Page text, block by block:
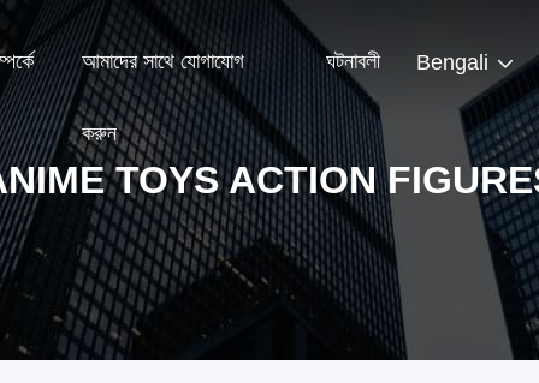
আমাদের সাথে যোগাযোগ
করুন
ঘটনাবলী Bengali
TOYS ACTION